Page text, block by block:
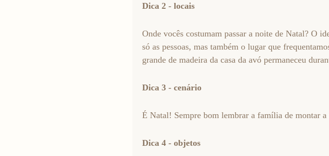
Dica 2 - locais
Onde vocês costumam passar a noite de Natal? O
só as pessoas, mas também o lugar que
grande de madeira da casa da avó permaneceu
Dica 3 - cenário
É Natal! Sempre bom lembrar a família de montar
Dica 4 - objetos